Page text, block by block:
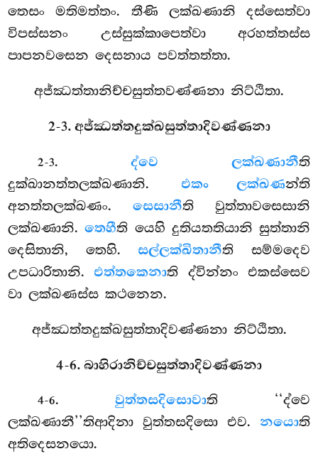
තෙසං මතිමත්තං. තීණි ලක්ඛණානි දස්සෙත්වා
විපස්සනං උස්සුක්කාපෙත්වා අරහත්තස්ස
පාපනවසෙන දෙසනාය පවත්තත්තා.
අජ්ඣත්තානිච්චසුත්තවණ්ණනා නිට්ඨිතා.
2-3. අජ්ඣත්තදුක්ඛසුත්තාදිවණ්ණනා
2-3.ද්වෙ ලක්ඛණානීති
දුක්ඛානත්තලක්ඛණානි. එකං ලක්ඛණන්ති
අනත්තලක්ඛණං. සෙසානීති වුත්තාවසෙසානි
ලක්ඛණානි.තෙහීති යෙහි දුතියතතියානි සුත්තානි
දෙසිතානි, තෙහි.සල්ලක්ඛිතානීති සම්මදෙව
උපධාරිතානි.එත්තකෙනාති ද්වින්නං එකස්සෙව
වා ලක්ඛණස්ස කථනෙන.
අජ්ඣත්තදුක්ඛසුත්තාදිවණ්ණනා නිට්ඨිතා.
4-6. බාහිරානිච්චසුත්තාදිවණ්ණනා
4-6.වුත්තසදිසොවාති ‘‘ද්වෙ
ලක්ඛණානී’’තිආදිනා වුත්තසදිසො එව. නයොති
අතිදෙසනයො.